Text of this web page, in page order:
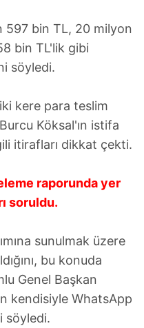
597 bin TL, 20 milyon
bin TL'lik gibi
söyledi.
kere para teslim
Köksal'ın istifa
itirafları dikkat çekti.
raporunda yer
soruldu.
sunulmak üzere
bu konuda
Genel Başkan
kendisiyle WhatsApp
söyledi.